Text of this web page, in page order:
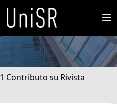
1 Contributo su Rivista